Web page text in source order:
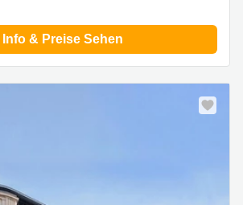
Info & Preise Sehen